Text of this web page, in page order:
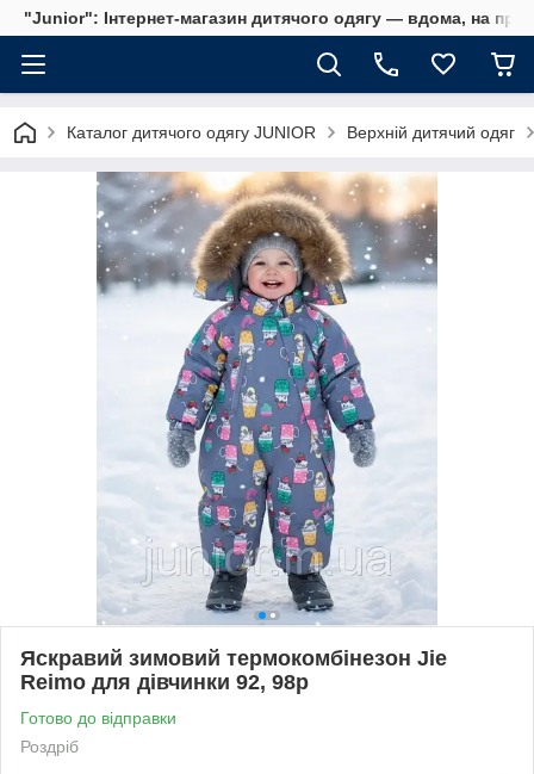
"Junior": Інтернет-магазин дитячого одягу — вдома, на
Каталог дитячого одягу JUNIOR Верхній дитячий одяг
Яскравий зимовий термокомбінезон Jie
Reimo для дівчинки 92, 98р
Готово до відправки
Роздріб